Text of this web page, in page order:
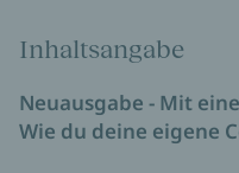
Inhaltsangabe
Neuausgabe - Mit
Wie du deine eigene